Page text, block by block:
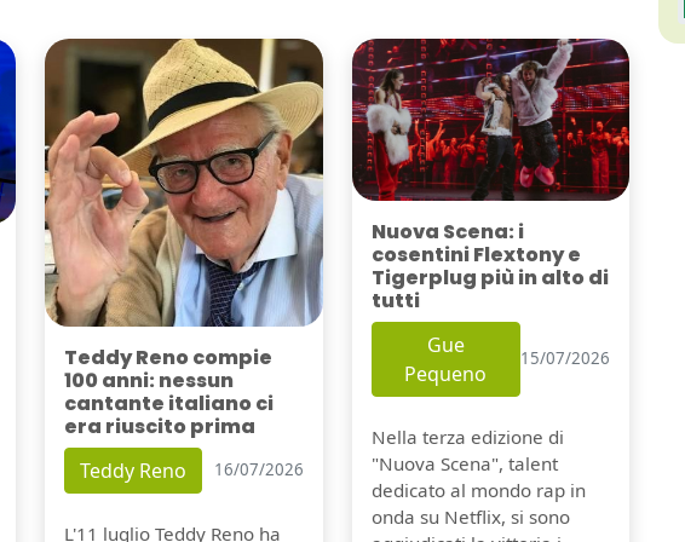
Teddy Reno compie
100 anni: nessun
cantante italiano ci
era riuscito prima
Teddy Reno 16/07/2026
L'11 luglio Teddy Reno ha
Nuova Scena: i
cosentini Flextony e
Tigerplug più in alto di
tutti
Gue
Pequeno
15/07/2026
Nella terza edizione di
"Nuova Scena", talent
dedicato al mondo rap in
onda su Netflix, si sono